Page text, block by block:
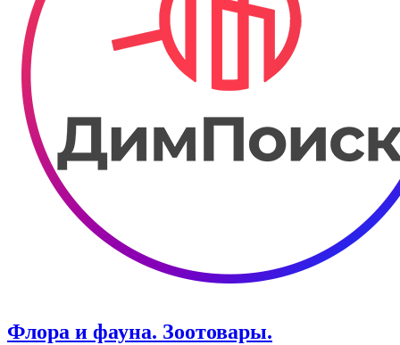
Флора и фауна. Зоотовары.